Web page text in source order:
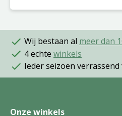
Wij bestaan al meer dan
4 echte winkels
Ieder seizoen
Onze winkels